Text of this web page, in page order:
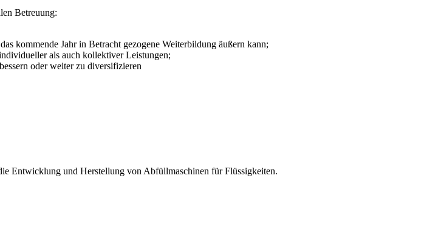
Betreuung:
kommende Jahr in Betracht gezogene Weiterbildung äußern kann;
als auch kollektiver Leistungen;
oder weiter zu diversifizieren
Entwicklung und Herstellung von Abfüllmaschinen für Flüssigkeiten.